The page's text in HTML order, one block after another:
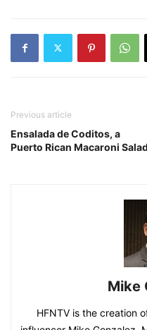
Previous article
Ensalada de Coditos, a
Puerto Rican Macaroni Salad
Mike
HFNTV is the creation